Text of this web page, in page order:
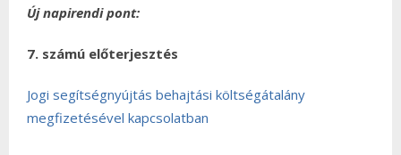
Új napirendi pont:
7. számú előterjesztés
Jogi segítségnyújtás behajtási költségátalány
megfizetésével kapcsolatban